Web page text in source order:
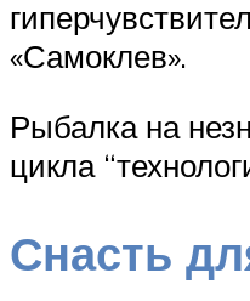
«Самоклев».
Рыбалка на
цикла
Снасть